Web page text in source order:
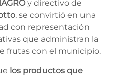
y directivo de
, se convirtió en una
con representación
que administran la
frutas con el municipio.
los productos que